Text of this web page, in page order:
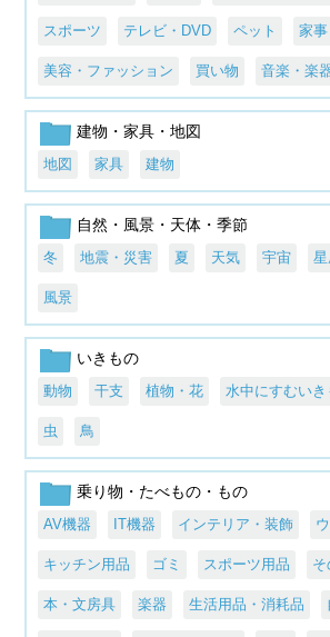
スポーツ テレビ・DVD ペット 家事
美容・ファッション 買い物 音楽・楽
建物・家具・地図
地図 家具 建物
自然・風景・天体・季節
冬 地震・災害 夏 天気 宇宙
風景
いきもの
動物 干支 植物・花 水中にすむいき
虫 鳥
乗り物・たべもの・もの
AV機器 IT機器 インテリア・装飾
キッチン用品 ゴミ スポーツ用品 そ
本・文房具 楽器 生活用品・消耗品